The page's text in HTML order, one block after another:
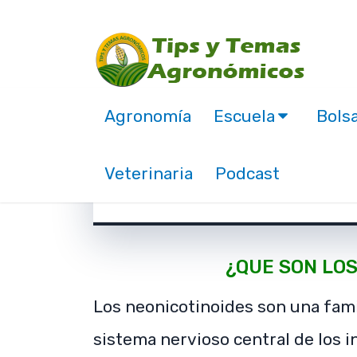
Agronomía Escuela
Veterinaria Podcast
marzo 23, 2018
¿QUE SON
Los neonicotinoides son una
sistema nervioso central de los
o